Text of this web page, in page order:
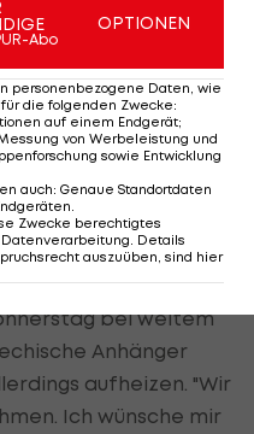
haben die
gegen
"Aber da waren
anders, weil sehr
Kühbauer auf die
zurück.
bei weitem
Anhänger
aufheizen. "Wir
Ich wünsche mir
Abo
OPTIONEN
personenbezogene Daten, wie
die folgenden Zwecke:
auf einem Endgerät;
von Werbeleistung und
sowie Entwicklung
auch: Genaue Standortdaten
Zwecke berechtigtes
Details
auszuüben, sind hier